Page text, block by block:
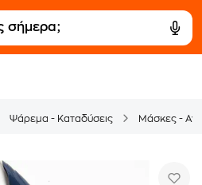
Ψάρεμα - Καταδύσεις Μάσκες -